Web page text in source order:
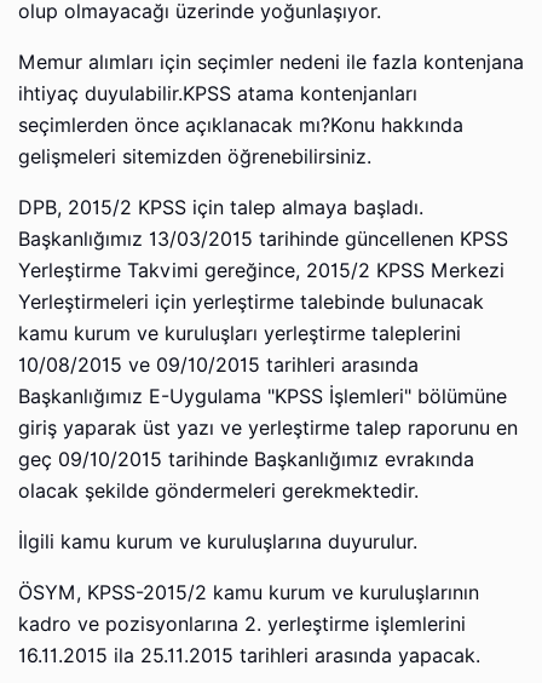
olup olmayacağı üzerinde yoğunlaşıyor.
Memur alımları için seçimler nedeni ile fazla kontenjana
ihtiyaç duyulabilir.KPSS atama kontenjanları
seçimlerden önce açıklanacak mı?Konu hakkında
gelişmeleri sitemizden öğrenebilirsiniz.
DPB, 2015/2 KPSS için talep almaya başladı.
Başkanlığımız 13/03/2015 tarihinde güncellenen KPSS
Yerleştirme Takvimi gereğince, 2015/2 KPSS Merkezi
Yerleştirmeleri için yerleştirme talebinde bulunacak
kamu kurum ve kuruluşları yerleştirme taleplerini
10/08/2015 ve 09/10/2015 tarihleri arasında
Başkanlığımız E-Uygulama "KPSS İşlemleri" bölümüne
giriş yaparak üst yazı ve yerleştirme talep raporunu en
geç 09/10/2015 tarihinde Başkanlığımız evrakında
olacak şekilde göndermeleri gerekmektedir.
İlgili kamu kurum ve kuruluşlarına duyurulur.
ÖSYM, KPSS-2015/2 kamu kurum ve kuruluşlarının
kadro ve pozisyonlarına 2. yerleştirme işlemlerini
16.11.2015 ila 25.11.2015 tarihleri arasında yapacak.